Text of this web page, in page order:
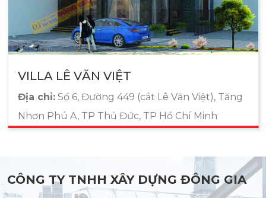
VILLA LÊ VĂN VIỆT
Địa chỉ: Số 6, Đường 449 (cắt Lê Văn Việt), Tăng
Nhơn Phú A, TP Thủ Đức, TP Hồ Chí Minh
CÔNG TY TNHH XÂY DỰNG ĐÔNG GIA